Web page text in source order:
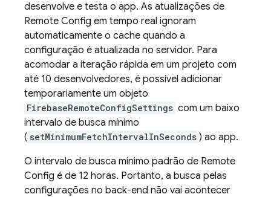
desenvolve e testa o app. As atualizações de
Remote Config em tempo real ignoram
automaticamente o cache quando a
configuração é atualizada no servidor. Para
acomodar a iteração rápida em um projeto com
até 10 desenvolvedores, é possível adicionar
temporariamente um objeto
FirebaseRemoteConfigSettings com um baixo
intervalo de busca mínimo
( setMinimumFetchIntervalInSeconds ) ao app.
O intervalo de busca mínimo padrão de Remote
Config é de 12 horas. Portanto, a busca pelas
configurações no back-end não vai acontecer